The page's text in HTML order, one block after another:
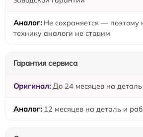
Не сохраняется — поэтому
технику аналоги не ставим
Гарантия сервиса
До 24 месяцев на
12 месяцев на деталь и